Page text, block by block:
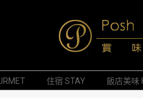
Posh
住宿 STAY 飯店美味